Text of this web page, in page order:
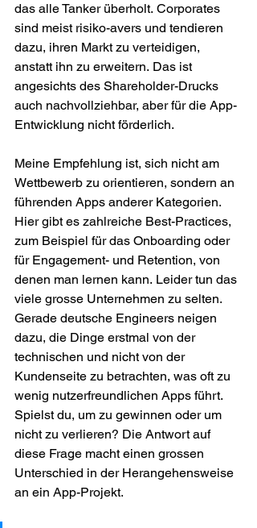
das alle Tanker überholt. Corporates
sind meist risiko-avers und tendieren
dazu, ihren Markt zu verteidigen,
anstatt ihn zu erweitern. Das ist
angesichts des Shareholder-Drucks
auch nachvollziehbar, aber für die App-
Entwicklung nicht förderlich.
Meine Empfehlung ist, sich nicht am
Wettbewerb zu orientieren, sondern an
führenden Apps anderer Kategorien.
Hier gibt es zahlreiche Best-Practices,
zum Beispiel für das Onboarding oder
für Engagement- und Retention, von
denen man lernen kann. Leider tun das
viele grosse Unternehmen zu selten.
Gerade deutsche Engineers neigen
dazu, die Dinge erstmal von der
technischen und nicht von der
Kundenseite zu betrachten, was oft zu
wenig nutzerfreundlichen Apps führt.
Spielst du, um zu gewinnen oder um
nicht zu verlieren? Die Antwort auf
diese Frage macht einen grossen
Unterschied in der Herangehensweise
an ein App-Projekt.